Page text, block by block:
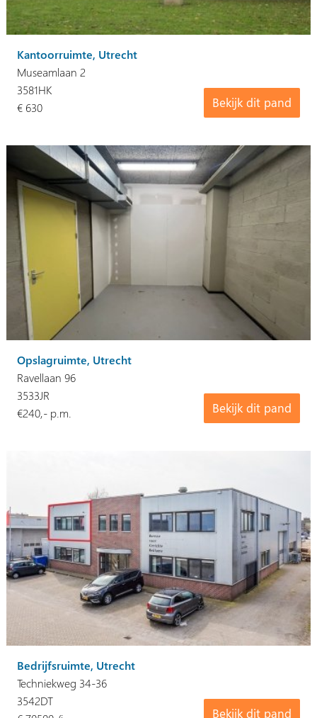
Kantoorruimte, Utrecht
Museamlaan 2
Bekijk dit pand
3581HK
€ 630
Opslagruimte, Utrecht
Ravellaan 96
Bekijk dit pand
3533JR
€240,- p.m.
Bedrijfsruimte, Utrecht
Techniekweg 34-36
Bekijk dit pand
3542DT